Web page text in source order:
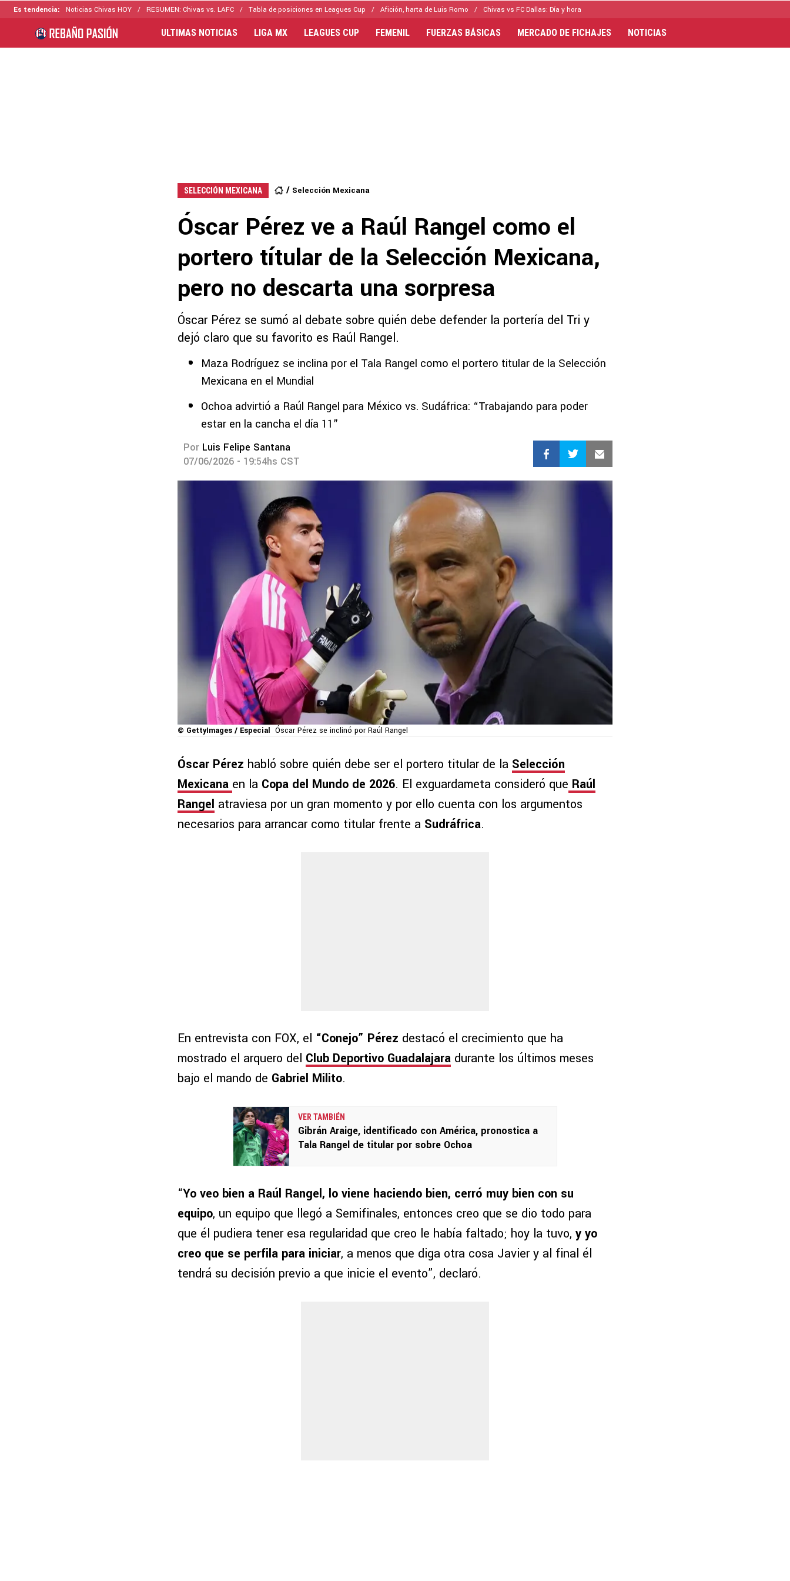
Es tendencia: Noticias Chivas HOY RESUMEN: Chivas vs. LAFC Tabla de posiciones en Leagues Cup Afición, harta de Luis Romo Chivas vs FC Dallas: Día y hora
ULTIMAS NOTICIAS LIGA MX LEAGUES CUP FEMENIL FUERZAS BÁSICAS MERCADO DE FICHAJES NOTICIAS
SELECCIÓN MEXICANA Selección Mexicana
Óscar Pérez ve a Raúl Rangel como el
portero títular de la Selección Mexicana,
pero no descarta una sorpresa
Óscar Pérez se sumó al debate sobre quién debe defender la portería del Tri y
dejó claro que su favorito es Raúl Rangel.
Maza Rodríguez se inclina por el Tala Rangel como el portero titular de la Selección
Mexicana en el Mundial
Ochoa advirtió a Raúl Rangel para México vs. Sudáfrica: “Trabajando para poder
estar en la cancha el día 11”
Por Luis Felipe Santana
07/06/2026 - 19:54hs CST
© GettyImages / Especial Óscar Pérez se inclinó por Raúl Rangel
Óscar Pérez habló sobre quién debe ser el portero titular de la Selección
Mexicana en la Copa del Mundo de 2026. El exguardameta consideró que Raúl
Rangel atraviesa por un gran momento y por ello cuenta con los argumentos
necesarios para arrancar como titular frente a Sudráfrica.
En entrevista con FOX, el “Conejo” Pérez destacó el crecimiento que ha
mostrado el arquero del Club Deportivo Guadalajara durante los últimos meses
bajo el mando de Gabriel Milito.
VER TAMBIÉN
Gibrán Araige, identificado con América, pronostica a
Tala Rangel de titular por sobre Ochoa
“Yo veo bien a Raúl Rangel, lo viene haciendo bien, cerró muy bien con su
equipo, un equipo que llegó a Semifinales, entonces creo que se dio todo para
que él pudiera tener esa regularidad que creo le había faltado; hoy la tuvo, y yo
creo que se perfila para iniciar, a menos que diga otra cosa Javier y al final él
tendrá su decisión previo a que inicie el evento”, declaró.